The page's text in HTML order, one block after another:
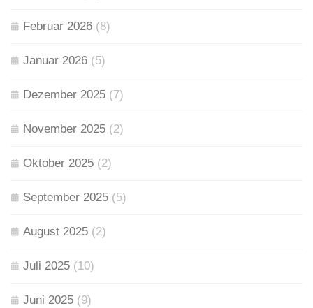
Februar 2026 (8)
Januar 2026 (5)
Dezember 2025 (7)
November 2025 (2)
Oktober 2025 (2)
September 2025 (5)
August 2025 (2)
Juli 2025 (10)
Juni 2025 (9)